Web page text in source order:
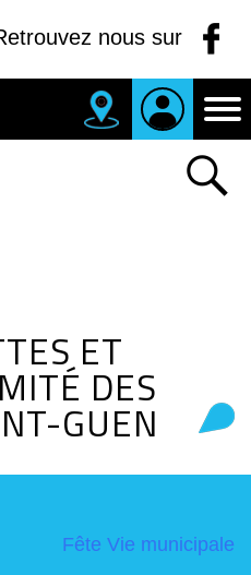
nous sur
ET
DES
GUEN
Fête Vie municipale